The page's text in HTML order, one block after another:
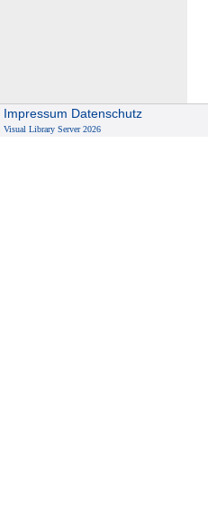
Impressum Datenschutz
Visual Library Server 2026